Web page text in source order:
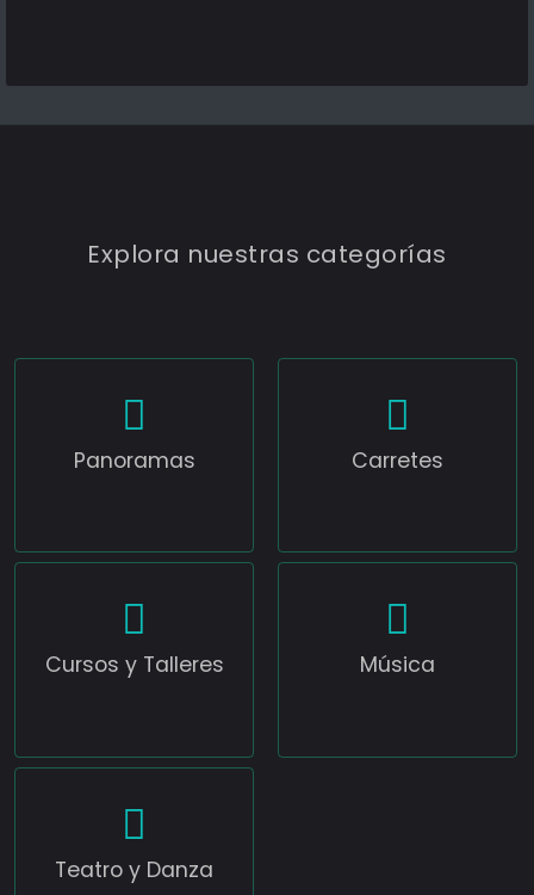
Explora nuestras categorías
Panoramas Carretes
Cursos y Talleres Música
Teatro y Danza